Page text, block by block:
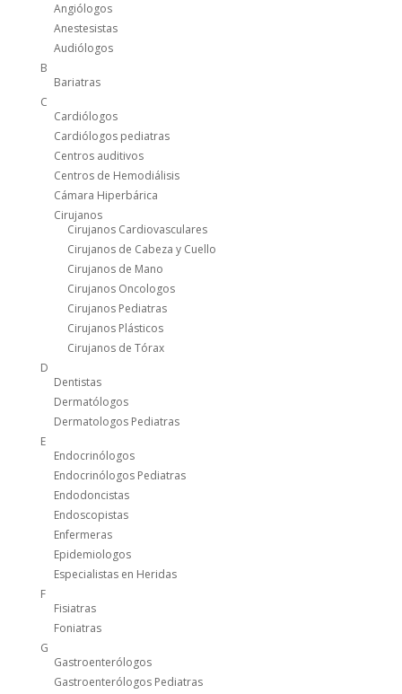
Angiólogos
Anestesistas
Audiólogos
B
Bariatras
C
Cardiólogos
Cardiólogos pediatras
Centros auditivos
Centros de Hemodiálisis
Cámara Hiperbárica
Cirujanos
Cirujanos Cardiovasculares
Cirujanos de Cabeza y Cuello
Cirujanos de Mano
Cirujanos Oncologos
Cirujanos Pediatras
Cirujanos Plásticos
Cirujanos de Tórax
D
Dentistas
Dermatólogos
Dermatologos Pediatras
E
Endocrinólogos
Endocrinólogos Pediatras
Endodoncistas
Endoscopistas
Enfermeras
Epidemiologos
Especialistas en Heridas
F
Fisiatras
Foniatras
G
Gastroenterólogos
Gastroenterólogos Pediatras